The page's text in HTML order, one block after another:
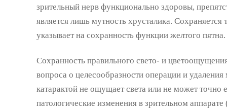
зрительный нерв функционально здоровы,
является лишь мутность хрусталика.
указывает на сохранность функции желтого пятна.
Сохранность правильного свето- и
вопроса о целесообразности операции и
катарактой не ощущает света или не может точно
патологические изменения в зрительном